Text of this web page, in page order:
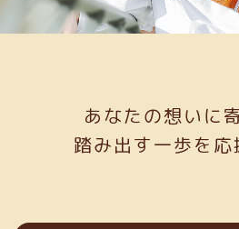
あなたの想いに
踏み出す一歩を応